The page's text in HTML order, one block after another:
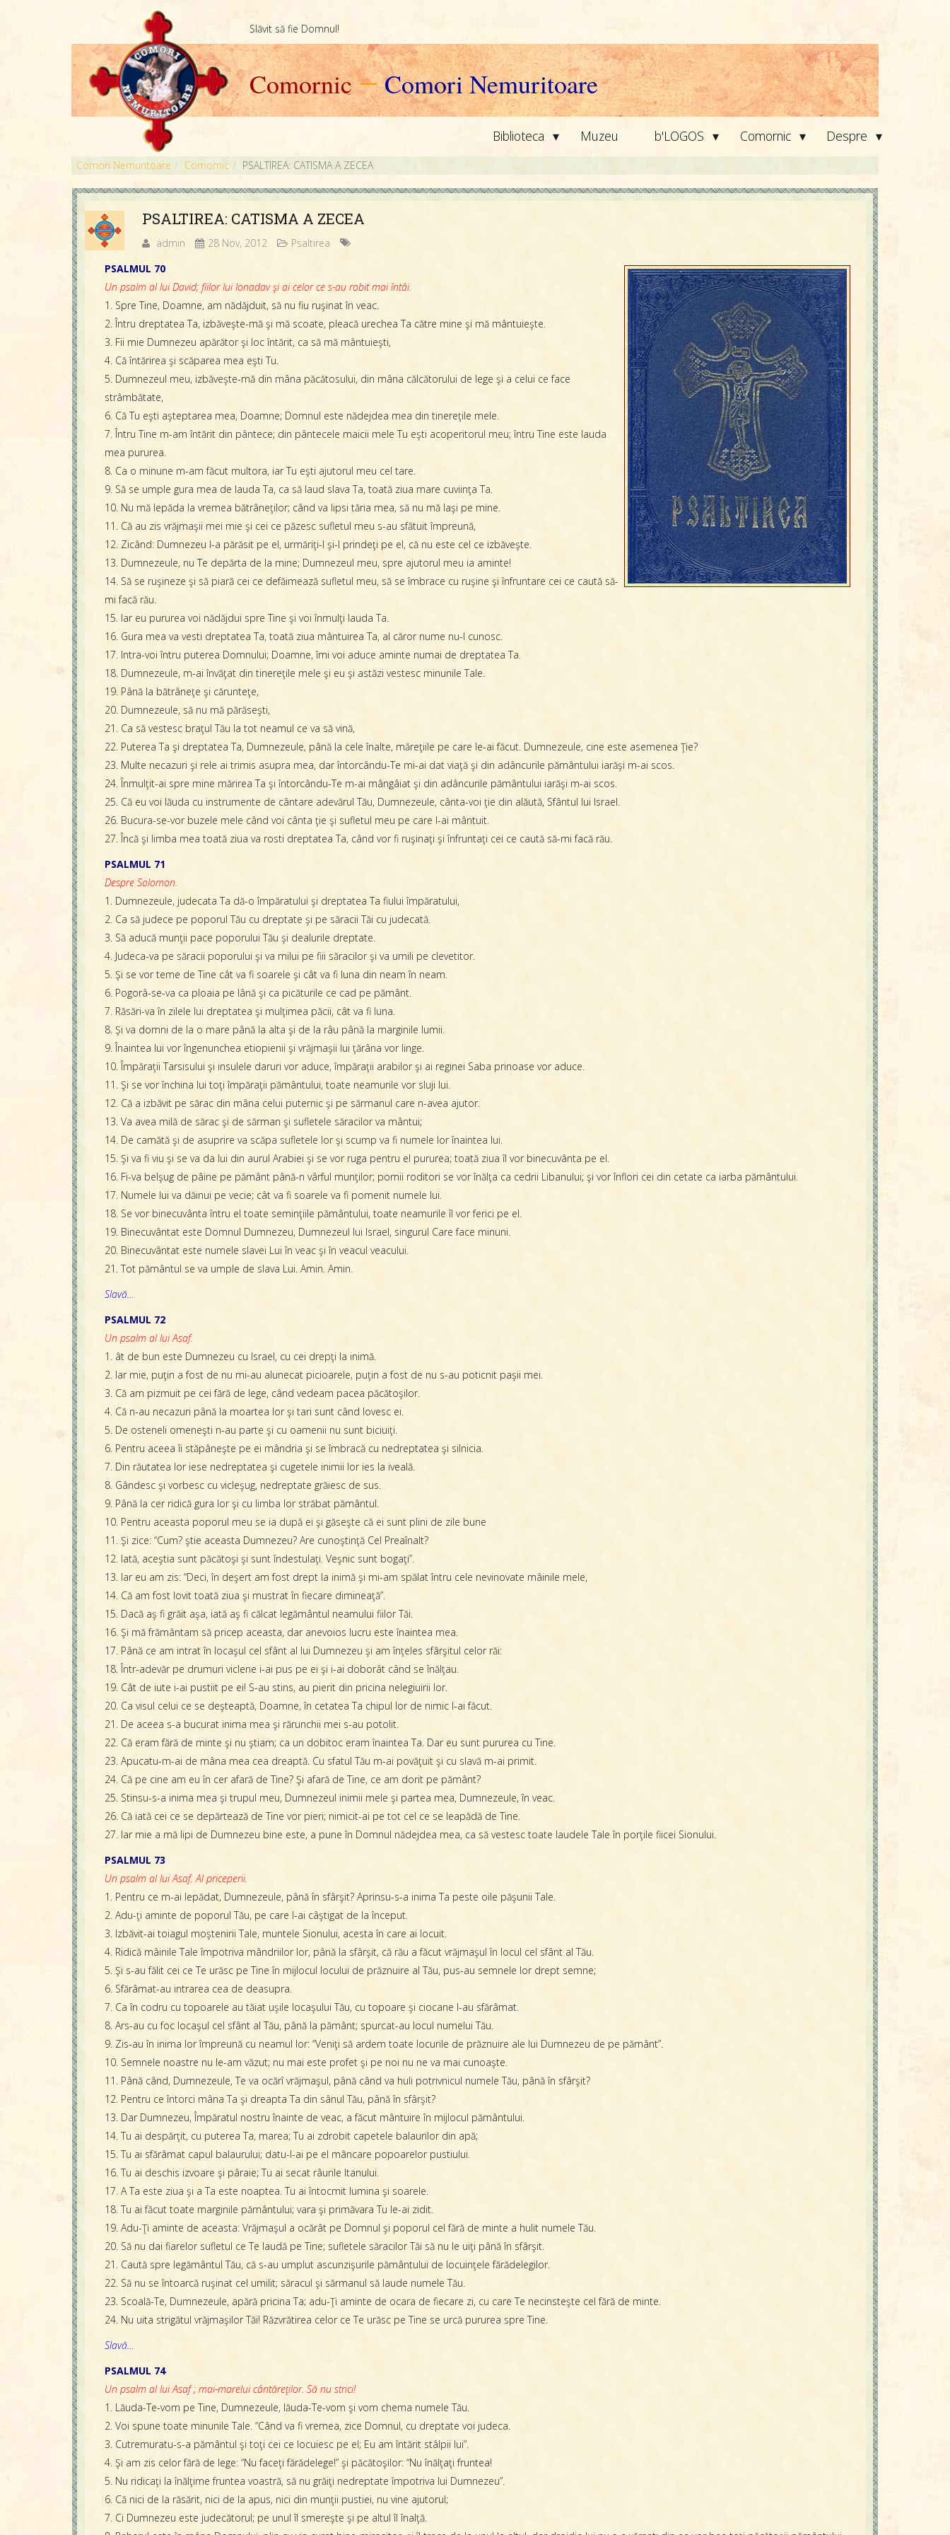
Slăvit să fie Domnul!
Comornic — Comori Nemuritoare
Biblioteca ▾ Muzeu b'LOGOS ▾ Comornic ▾ Despre ▾
Comori Nemuritoare Comornic PSALTIREA: CATISMA A ZECEA
PSALTIREA: CATISMA A ZECEA
admin 28 Nov, 2012
Psaltirea
PSALMUL 70
Un psalm al lui David; fiilor lui Ionadav şi ai celor ce s-au robit mai întâi.
1. Spre Tine, Doamne, am nădăjduit, să nu fiu ruşinat în veac.
2. Întru dreptatea Ta, izbăveşte-mă şi mă scoate, pleacă urechea Ta către mine şi mă mântuieşte.
3. Fii mie Dumnezeu apărător şi loc întărit, ca să mă mântuieşti,
4. Că întărirea şi scăparea mea eşti Tu.
5. Dumnezeul meu, izbăveşte-mă din mâna păcătosului, din mâna călcătorului de lege şi a celui ce face
strâmbătate,
6. Că Tu eşti aşteptarea mea, Doamne; Domnul este nădejdea mea din tinereţile mele.
7. Întru Tine m-am întărit din pântece; din pântecele maicii mele Tu eşti acoperitorul meu; întru Tine este lauda
mea pururea.
8. Ca o minune m-am făcut multora, iar Tu eşti ajutorul meu cel tare.
9. Să se umple gura mea de lauda Ta, ca să laud slava Ta, toată ziua mare cuviinţa Ta.
10. Nu mă lepăda la vremea bătrâneţilor; când va lipsi tăria mea, să nu mă laşi pe mine.
11. Că au zis vrăjmaşii mei mie şi cei ce păzesc sufletul meu s-au sfătuit împreună,
12. Zicând: Dumnezeu l-a părăsit pe el, urmăriţi-l şi-l prindeţi pe el, că nu este cel ce izbăveşte.
13. Dumnezeule, nu Te depărta de la mine; Dumnezeul meu, spre ajutorul meu ia aminte!
14. Să se ruşineze şi să piară cei ce defăimează sufletul meu, să se îmbrace cu ruşine şi înfruntare cei ce caută să-
mi facă rău.
15. Iar eu pururea voi nădăjdui spre Tine şi voi înmulţi lauda Ta.
16. Gura mea va vesti dreptatea Ta, toată ziua mântuirea Ta, al căror nume nu-l cunosc.
17. Intra-voi întru puterea Domnului; Doamne, îmi voi aduce aminte numai de dreptatea Ta.
18. Dumnezeule, m-ai învăţat din tinereţile mele şi eu şi astăzi vestesc minunile Tale.
19. Până la bătrâneţe şi cărunteţe,
20. Dumnezeule, să nu mă părăseşti,
21. Ca să vestesc braţul Tău la tot neamul ce va să vină,
22. Puterea Ta şi dreptatea Ta, Dumnezeule, până la cele înalte, măreţiile pe care le-ai făcut. Dumnezeule, cine este asemenea Ţie?
23. Multe necazuri şi rele ai trimis asupra mea, dar întorcându-Te mi-ai dat viaţă şi din adâncurile pământului iarăşi m-ai scos.
24. Înmulţit-ai spre mine mărirea Ta şi întorcându-Te m-ai mângâiat şi din adâncurile pământului iarăşi m-ai scos.
25. Că eu voi lăuda cu instrumente de cântare adevărul Tău, Dumnezeule, cânta-voi ţie din alăută, Sfântul lui Israel.
26. Bucura-se-vor buzele mele când voi cânta ţie şi sufletul meu pe care l-ai mântuit.
27. Încă şi limba mea toată ziua va rosti dreptatea Ta, când vor fi ruşinaţi şi înfruntaţi cei ce caută să-mi facă rău.
PSALMUL 71
Despre Solomon.
1. Dumnezeule, judecata Ta dă-o împăratului şi dreptatea Ta fiului împăratului,
2. Ca să judece pe poporul Tău cu dreptate şi pe săracii Tăi cu judecată.
3. Să aducă munţii pace poporului Tău şi dealurile dreptate.
4. Judeca-va pe săracii poporului şi va milui pe fiii săracilor şi va umili pe clevetitor.
5. Şi se vor teme de Tine cât va fi soarele şi cât va fi luna din neam în neam.
6. Pogorâ-se-va ca ploaia pe lână şi ca picăturile ce cad pe pământ.
7. Răsări-va în zilele lui dreptatea şi mulţimea păcii, cât va fi luna.
8. Şi va domni de la o mare până la alta şi de la râu până la marginile lumii.
9. Înaintea lui vor îngenunchea etiopienii şi vrăjmaşii lui ţărâna vor linge.
10. Împăraţii Tarsisului şi insulele daruri vor aduce, împăraţii arabilor şi ai reginei Saba prinoase vor aduce.
11. Şi se vor închina lui toţi împăraţii pământului, toate neamurile vor sluji lui.
12. Că a izbăvit pe sărac din mâna celui puternic şi pe sărmanul care n-avea ajutor.
13. Va avea milă de sărac şi de sărman şi sufletele săracilor va mântui;
14. De camătă şi de asuprire va scăpa sufletele lor şi scump va fi numele lor înaintea lui.
15. Şi va fi viu şi se va da lui din aurul Arabiei şi se vor ruga pentru el pururea; toată ziua îl vor binecuvânta pe el.
16. Fi-va belşug de pâine pe pământ până-n vârful munţilor; pomii roditori se vor înălţa ca cedrii Libanului; şi vor înflori cei din cetate ca iarba pământului.
17. Numele lui va dăinui pe vecie; cât va fi soarele va fi pomenit numele lui.
18. Se vor binecuvânta întru el toate seminţiile pământului, toate neamurile îl vor ferici pe el.
19. Binecuvântat este Domnul Dumnezeu, Dumnezeul lui Israel, singurul Care face minuni.
20. Binecuvântat este numele slavei Lui în veac şi în veacul veacului.
21. Tot pământul se va umple de slava Lui. Amin. Amin.
Slavă…
PSALMUL 72
Un psalm al lui Asaf.
1. ât de bun este Dumnezeu cu Israel, cu cei drepţi la inimă.
2. Iar mie, puţin a fost de nu mi-au alunecat picioarele, puţin a fost de nu s-au poticnit paşii mei.
3. Că am pizmuit pe cei fără de lege, când vedeam pacea păcătoşilor.
4. Că n-au necazuri până la moartea lor şi tari sunt când lovesc ei.
5. De osteneli omeneşti n-au parte şi cu oamenii nu sunt biciuiţi.
6. Pentru aceea îi stăpâneşte pe ei mândria şi se îmbracă cu nedreptatea şi silnicia.
7. Din răutatea lor iese nedreptatea şi cugetele inimii lor ies la iveală.
8. Gândesc şi vorbesc cu vicleşug, nedreptate grăiesc de sus.
9. Până la cer ridică gura lor şi cu limba lor străbat pământul.
10. Pentru aceasta poporul meu se ia după ei şi găseşte că ei sunt plini de zile bune
11. Şi zice: “Cum? ştie aceasta Dumnezeu? Are cunoştinţă Cel Preaînalt?
12. Iată, aceştia sunt păcătoşi şi sunt îndestulaţi. Veşnic sunt bogaţi”.
13. Iar eu am zis: “Deci, în deşert am fost drept la inimă şi mi-am spălat întru cele nevinovate mâinile mele,
14. Că am fost lovit toată ziua şi mustrat în fiecare dimineaţă”.
15. Dacă aş fi grăit aşa, iată aş fi călcat legământul neamului fiilor Tăi.
16. Şi mă frământam să pricep aceasta, dar anevoios lucru este înaintea mea.
17. Până ce am intrat în locaşul cel sfânt al lui Dumnezeu şi am înţeles sfârşitul celor răi:
18. Într-adevăr pe drumuri viclene i-ai pus pe ei şi i-ai doborât când se înălţau.
19. Cât de iute i-ai pustiit pe ei! S-au stins, au pierit din pricina nelegiuirii lor.
20. Ca visul celui ce se deşteaptă, Doamne, în cetatea Ta chipul lor de nimic l-ai făcut.
21. De aceea s-a bucurat inima mea şi rărunchii mei s-au potolit.
22. Că eram fără de minte şi nu ştiam; ca un dobitoc eram înaintea Ta. Dar eu sunt pururea cu Tine.
23. Apucatu-m-ai de mâna mea cea dreaptă. Cu sfatul Tău m-ai povăţuit şi cu slavă m-ai primit.
24. Că pe cine am eu în cer afară de Tine? Şi afară de Tine, ce am dorit pe pământ?
25. Stinsu-s-a inima mea şi trupul meu, Dumnezeul inimii mele şi partea mea, Dumnezeule, în veac.
26. Că iată cei ce se depărtează de Tine vor pieri; nimicit-ai pe tot cel ce se leapădă de Tine.
27. Iar mie a mă lipi de Dumnezeu bine este, a pune în Domnul nădejdea mea, ca să vestesc toate laudele Tale în porţile fiicei Sionului.
PSALMUL 73
Un psalm al lui Asaf. Al priceperii.
1. Pentru ce m-ai lepădat, Dumnezeule, până în sfârşit? Aprinsu-s-a inima Ta peste oile păşunii Tale.
2. Adu-ţi aminte de poporul Tău, pe care l-ai câştigat de la început.
3. Izbăvit-ai toiagul moştenirii Tale, muntele Sionului, acesta în care ai locuit.
4. Ridică mâinile Tale împotriva mândriilor lor, până la sfârşit, că rău a făcut vrăjmaşul în locul cel sfânt al Tău.
5. Şi s-au fălit cei ce Te urăsc pe Tine în mijlocul locului de prăznuire al Tău, pus-au semnele lor drept semne;
6. Sfărâmat-au intrarea cea de deasupra.
7. Ca în codru cu topoarele au tăiat uşile locaşului Tău, cu topoare şi ciocane l-au sfărâmat.
8. Ars-au cu foc locaşul cel sfânt al Tău, până la pământ; spurcat-au locul numelui Tău.
9. Zis-au în inima lor împreună cu neamul lor: “Veniţi să ardem toate locurile de prăznuire ale lui Dumnezeu de pe pământ”.
10. Semnele noastre nu le-am văzut; nu mai este profet şi pe noi nu ne va mai cunoaşte.
11. Până când, Dumnezeule, Te va ocărî vrăjmaşul, până când va huli potrivnicul numele Tău, până în sfârşit?
12. Pentru ce întorci mâna Ta şi dreapta Ta din sânul Tău, până în sfârşit?
13. Dar Dumnezeu, Împăratul nostru înainte de veac, a făcut mântuire în mijlocul pământului.
14. Tu ai despărţit, cu puterea Ta, marea; Tu ai zdrobit capetele balaurilor din apă;
15. Tu ai sfărâmat capul balaurului; datu-l-ai pe el mâncare popoarelor pustiului.
16. Tu ai deschis izvoare şi pâraie; Tu ai secat râurile Itanului.
17. A Ta este ziua şi a Ta este noaptea. Tu ai întocmit lumina şi soarele.
18. Tu ai făcut toate marginile pământului; vara şi primăvara Tu le-ai zidit.
19. Adu-Ţi aminte de aceasta: Vrăjmaşul a ocărât pe Domnul şi poporul cel fără de minte a hulit numele Tău.
20. Să nu dai fiarelor sufletul ce Te laudă pe Tine; sufletele săracilor Tăi să nu le uiţi până în sfârşit.
21. Caută spre legământul Tău, că s-au umplut ascunzişurile pământului de locuinţele fărădelegilor.
22. Să nu se întoarcă ruşinat cel umilit; săracul şi sărmanul să laude numele Tău.
23. Scoală-Te, Dumnezeule, apără pricina Ta; adu-Ţi aminte de ocara de fiecare zi, cu care Te necinsteşte cel fără de minte.
24. Nu uita strigătul vrăjmaşilor Tăi! Răzvrătirea celor ce Te urăsc pe Tine se urcă pururea spre Tine.
Slavă…
PSALMUL 74
Un psalm al lui Asaf ; mai-marelui cântăreţilor. Să nu strici!
1. Lăuda-Te-vom pe Tine, Dumnezeule, lăuda-Te-vom şi vom chema numele Tău.
2. Voi spune toate minunile Tale. “Când va fi vremea, zice Domnul, cu dreptate voi judeca.
3. Cutremuratu-s-a pământul şi toţi cei ce locuiesc pe el; Eu am întărit stâlpii lui”.
4. Şi am zis celor fără de lege: “Nu faceţi fărădelege!” şi păcătoşilor: “Nu înălţaţi fruntea!
5. Nu ridicaţi la înălţime fruntea voastră, să nu grăiţi nedreptate împotriva lui Dumnezeu”.
6. Că nici de la răsărit, nici de la apus, nici din munţii pustiei, nu vine ajutorul;
7. Ci Dumnezeu este judecătorul; pe unul îl smereşte şi pe altul îl înalţă.